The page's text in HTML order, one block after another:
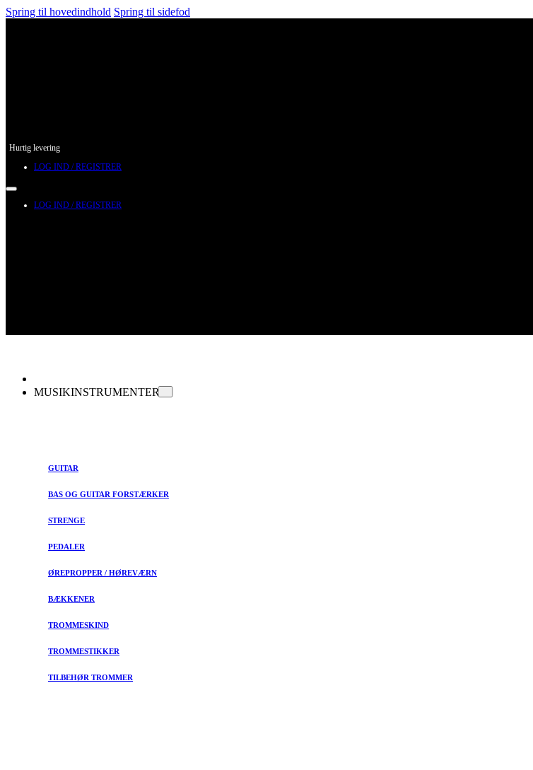
Spring til hovedindhold Spring til sidefod
Hurtig levering
LOG IND / REGISTRER
LOG IND / REGISTRER
MUSIKINSTRUMENTER
GUITAR
BAS OG GUITAR FORSTÆRKER
STRENGE
PEDALER
ØREPROPPER / HØREVÆRN
BÆKKENER
TROMMESKIND
TROMMESTIKKER
TILBEHØR TROMMER